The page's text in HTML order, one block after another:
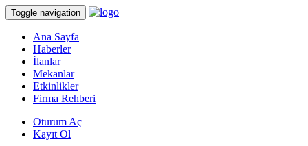
Toggle navigation
Ana Sayfa
Haberler
İlanlar
Mekanlar
Etkinlikler
Firma Rehberi
Oturum Aç
Kayıt Ol